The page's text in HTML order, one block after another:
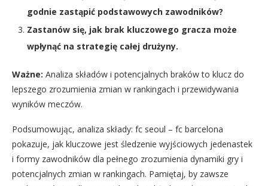
godnie zastąpić podstawowych zawodników?
Zastanów się, jak brak kluczowego gracza może
wpłynąć na strategię całej drużyny.
Ważne: Analiza składów i potencjalnych braków to klucz do
lepszego zrozumienia zmian w rankingach i przewidywania
wyników meczów.
Podsumowując, analiza składy: fc seoul – fc barcelona
pokazuje, jak kluczowe jest śledzenie wyjściowych jedenastek
i formy zawodników dla pełnego zrozumienia dynamiki gry i
potencjalnych zmian w rankingach. Pamiętaj, by zawsze